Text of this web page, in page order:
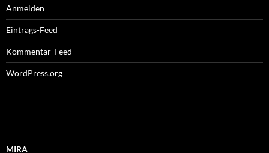
Anmelden
Eintrags-Feed
Kommentar-Feed
WordPress.org
MIRA